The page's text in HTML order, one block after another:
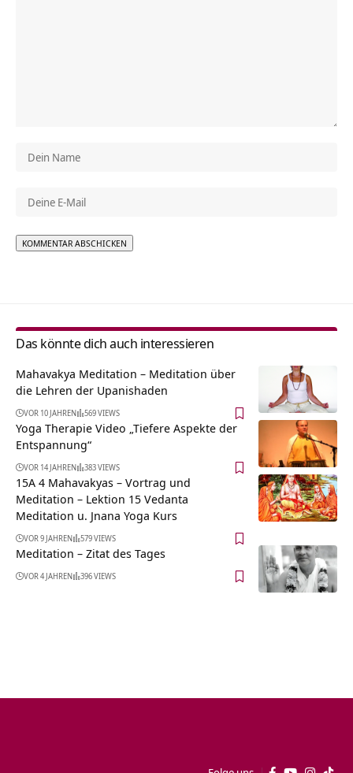
Das könnte dich auch interessieren
Mahavakya Meditation – Meditation über
die Lehren der Upanishaden
VOR 10 JAHREN 569 VIEWS
Yoga Therapie Video „Tiefere Aspekte der
Entspannung“
VOR 14 JAHREN 383 VIEWS
15A 4 Mahavakyas – Vortrag und
Meditation – Lektion 15 Vedanta
Meditation u. Jnana Yoga Kurs
VOR 9 JAHREN 579 VIEWS
Meditation – Zitat des Tages
VOR 4 JAHREN 396 VIEWS